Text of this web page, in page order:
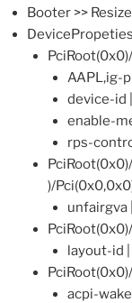
Booter >>
AAPL,ig-
device-id
enable-
rps-
)/
unfairgva
layout-id
acpi-